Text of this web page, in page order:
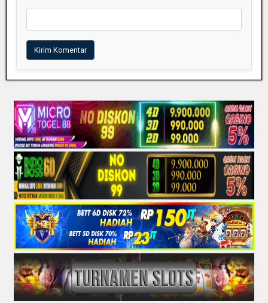
Kirim Komentar